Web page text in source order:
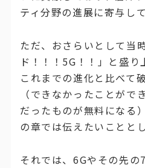
ティ分野の進展に寄与して
ただ、おさらいとして当
ド！！！5G！！」と盛り
これまでの進化と比べて
（できなかったことがで
だったものが無料になる
の章では伝えたいことと
それでは、6Gやその先の